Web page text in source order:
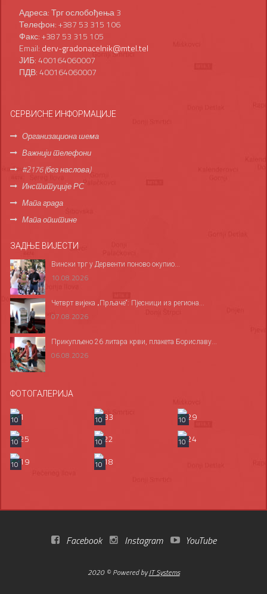
Адреса: Трг ослобођења 3
Телефон: +387 53 315 106
Факс: +387 53 315 105
Email: derv-gradonacelnik@mtel.tel
ЈИБ: 400164060007
ПДВ: 400164060007
СЕРВИСНЕ ИНФОРМАЦИЈЕ
Организациона шема
Важнији телефони
#2176 (без наслова)
Институције РС
Мапа града
Мапа општине
ЗАДЊЕ ВИЈЕСТИ
Вински трг у Дервенти поново окупио...
10.08.2026
Четврт вијека „Прљаче“: Пјесници из региона...
07.08.2026
Прикупљено 26 литара крви, плакета Бориславу...
06.08.2026
ФОТОГАЛЕРИЈА
10 10
10
10
10
10
10
10
Facebook Instagram YouTube
2020 © Powered byIT Systems